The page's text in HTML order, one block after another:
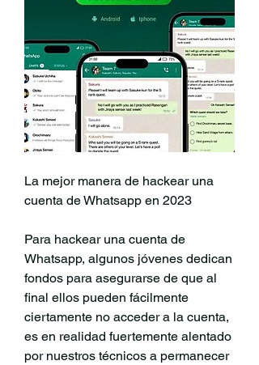
La mejor manera de hackear una
cuenta de Whatsapp en 2023
Para hackear una cuenta de
Whatsapp, algunos jóvenes dedican
fondos para asegurarse de que al
final ellos pueden fácilmente
ciertamente no acceder a la cuenta,
es en realidad fuertemente alentado
por nuestros técnicos a permanecer